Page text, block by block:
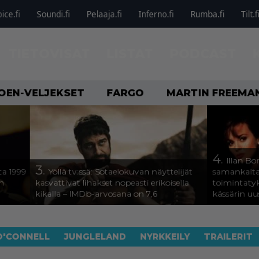
Soundi.fi Pelaaja.fi Inferno.fi Rumba.fi Tilt.fi
VELJEKSET FARGO MARTIN
1999
3. Yöllä tv:ssä: Sotaelokuvan näyttelijät
kasvattivat lihakset nopeasti erikoisella
kikalla – IMDb-arvosana on 7,6
4. Illan
kässärin
JUNGLELAND NYRKKEILY TRAILERIT